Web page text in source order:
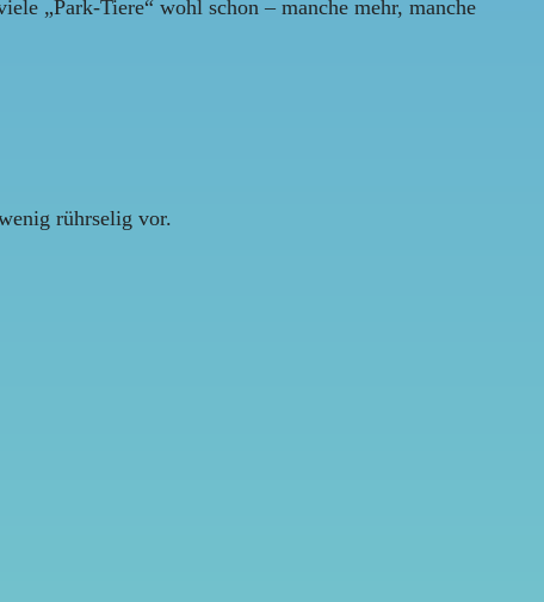
„Park-Tiere“ wohl schon – manche mehr, manche
rührselig vor.